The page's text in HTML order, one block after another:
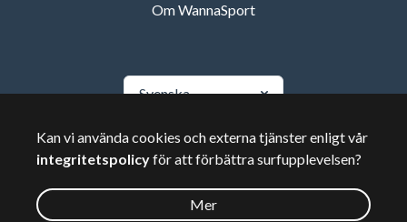
Om WannaSport
Svenska
🇸🇪Sverige
©2026Wannasport.dk
Kan vi använda cookies och externa tjänster enligt vår
integritetspolicyför att förbättra surfupplevelsen?
Mer